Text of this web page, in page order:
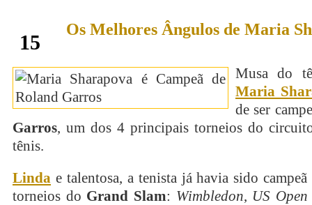
15
Os Melhores Ângulos de Maria
Musa do
Maria
de ser
Garros, um dos 4 principais torneios do
tênis.
Linda e talentosa, a tenista já havia sido
torneios do Grand Slam: Wimbledon, US Open